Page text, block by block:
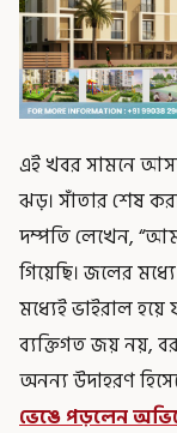
এই খবর সামনে
ঝড়। সাঁতার শেষ
দম্পতি লেখেন,
গিয়েছি। জলের
মধ্যেই ভাইরাল
ব্যক্তিগত জয় নয়,
অনন্য উদাহরণ
ভেঙে পড়লেন